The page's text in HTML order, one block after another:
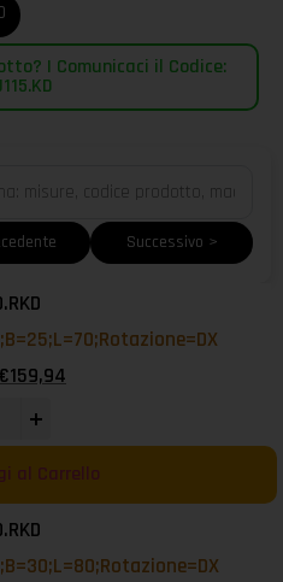
| Comunicaci il Codice:
Successivo >
€159,94
al Carrello